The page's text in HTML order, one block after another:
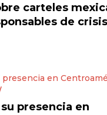
carteles
de
presencia en